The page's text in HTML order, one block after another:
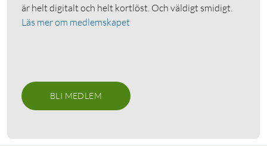
är helt digitalt och helt kortlöst. Och väldigt smidigt.
Läs mer om medlemskapet
BLI MEDLEM